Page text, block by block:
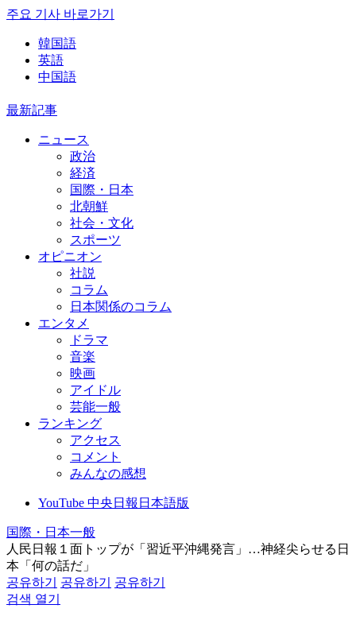
주요 기사 바로가기
韓国語
英語
中国語
最新記事
ニュース
政治
経済
国際・日本
北朝鮮
社会・文化
スポーツ
オピニオン
社説
コラム
日本関係のコラム
エンタメ
ドラマ
音楽
映画
アイドル
芸能一般
ランキング
アクセス
コメント
みんなの感想
YouTube 中央日報日本語版
国際・日本一般
人民日報１面トップが「習近平沖縄発言」…神経尖らせる日
本「何の話だ」
공유하기
공유하기
공유하기
검색 열기